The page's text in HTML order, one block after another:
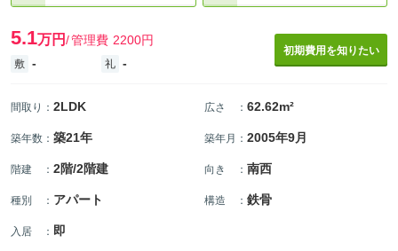
5.1万円 管理費 2200円
敷 - 礼 -
初期費用を知りたい
間取り ： 2LDK 広さ ： 62.62m²
築年数 ： 築21年 築年月 ： 2005年9月
階建 ： 2階/2階建 向き ： 南西
種別 ： アパート 構造 ： 鉄骨
入居 ： 即